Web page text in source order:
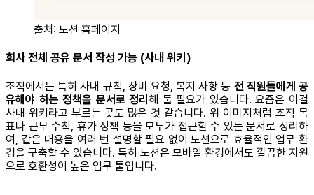
출처: 노션 홈페이지
회사 전체 공유 문서 작성 가능 (사내 위키)
조직에서는 특히 사내 규칙, 장비 요청, 복지 사항 등 전 직원들에게 공
유해야 하는 정책을 문서로 정리 해 둘 필요가 있습니다. 요즘은 이걸
사내 위키라고 부르는 곳도 많은 것 같습니다. 위 이미지처럼 조직 목
표나 근무 수칙, 휴가 정책 등을 모두가 접근할 수 있는 문서로 정리하
여, 같은 내용을 여러 번 설명할 필요 없이 노션으로 효율적인 업무 환
경을 구축할 수 있습니다. 특히 노션은 모바일 환경에서도 깔끔한 지원
으로 호환성이 높은 업무 툴입니다.